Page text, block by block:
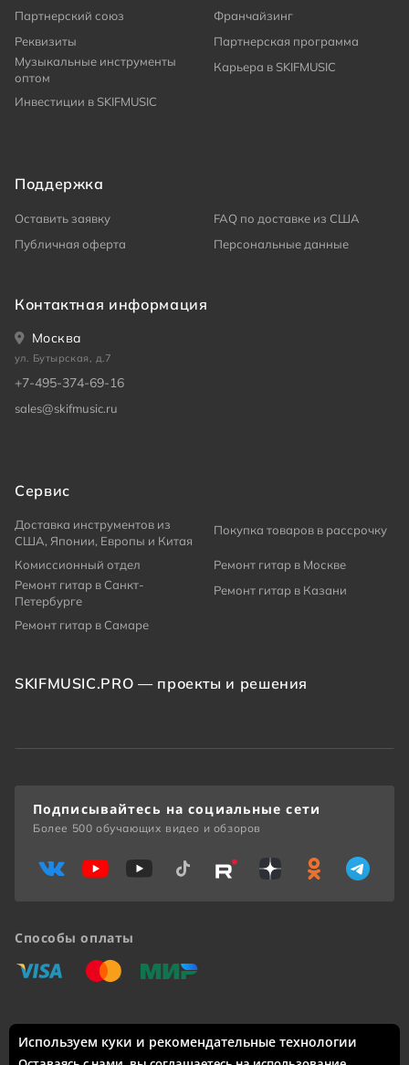
Партнерский союз
Франчайзинг
Реквизиты
Партнерская программа
Музыкальные инструменты
оптом
Карьера в SKIFMUSIC
Инвестиции в SKIFMUSIC
Поддержка
Оставить заявку
FAQ по доставке из США
Публичная оферта
Персональные данные
Контактная информация
Москва
ул. Бутырская, д.7
+7-495-374-69-16
sales@skifmusic.ru
Сервис
Доставка инструментов из
США, Японии, Европы и Китая
Покупка товаров в рассрочку
Комиссионный отдел
Ремонт гитар в Москве
Ремонт гитар в Санкт-
Петербурге
Ремонт гитар в Казани
Ремонт гитар в Самаре
SKIFMUSIC.PRO — проекты и решения
Доставка по России: Москва, Санкт-Петербург, Новосибирск,
Екатеринбург, Казань, Нижний Новгород, Челябинск,
Способы оплаты
«Виза» «Мастеркард»
«Мир»
Подписывайтесь на социальные сети
Более 500 обучающих видео и обзоров
Используем куки и рекомендательные технологии